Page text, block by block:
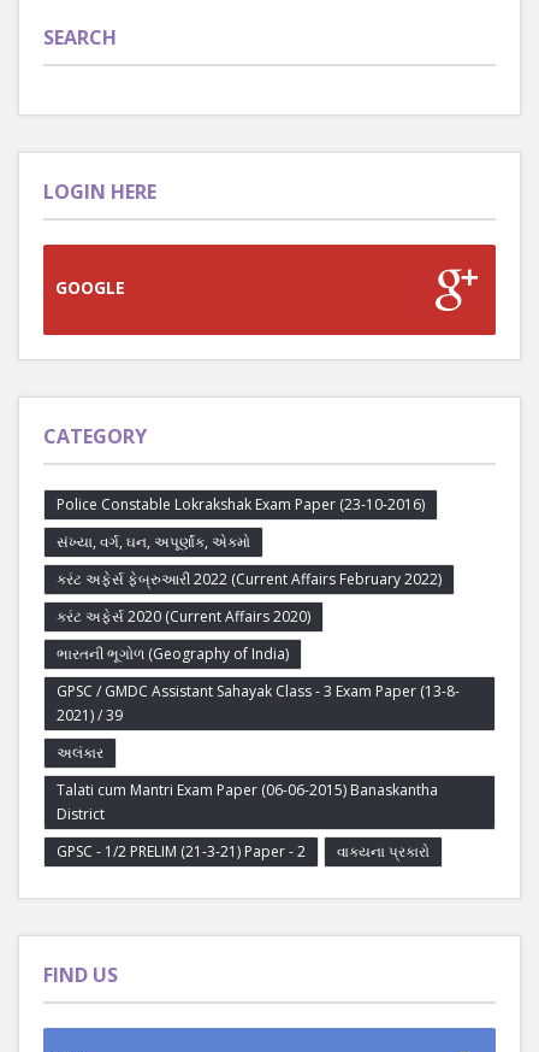
SEARCH
LOGIN HERE
GOOGLE
CATEGORY
Police Constable Lokrakshak Exam Paper (23-10-2016)
સંખ્યા, વર્ગ, ઘન, અપૂર્ણાંક, એકમો
કરંટ અફેર્સ ફેબ્રુઆરી 2022 (Current Affairs February 2022)
કરંટ અફેર્સ 2020 (Current Affairs 2020)
ભારતની ભૂગોળ (Geography of India)
GPSC / GMDC Assistant Sahayak Class - 3 Exam Paper (13-8-
2021) / 39
અલંકાર
Talati cum Mantri Exam Paper (06-06-2015) Banaskantha
District
GPSC - 1/2 PRELIM (21-3-21) Paper - 2
વાક્યના પ્રકારો
FIND US